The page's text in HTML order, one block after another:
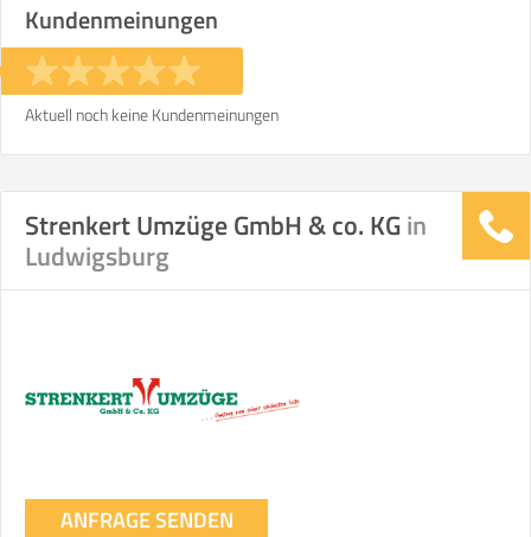
Stunden Stunden
KOSTENSCHÄTZUNG: € -€
Kundenmeinungen
Aktuell noch keine Kundenmeinungen
Strenkert Umzüge GmbH & co. KGin
Ludwigsburg
ANFRAGE SENDEN